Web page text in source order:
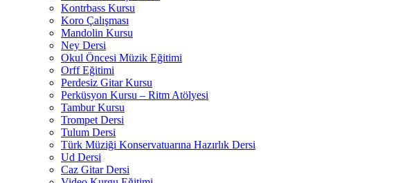
Kontrbass Kursu
Koro Çalışması
Mandolin Kursu
Ney Dersi
Okul Öncesi Müzik Eğitimi
Orff Eğitimi
Perdesiz Gitar Kursu
Perküsyon Kursu – Ritm Atölyesi
Tambur Kursu
Trompet Dersi
Tulum Dersi
Türk Müziği Konservatuarına Hazırlık Dersi
Ud Dersi
Caz Gitar Dersi